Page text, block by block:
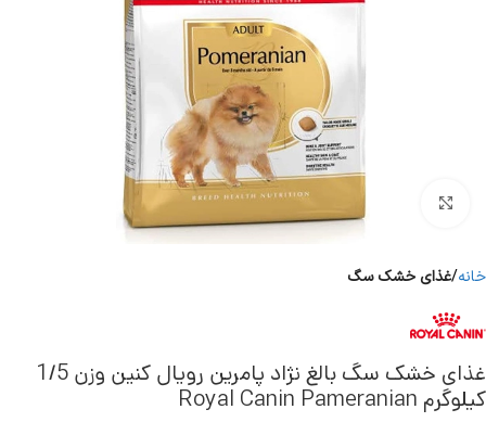
برای بزرگنمایی کلیک کنید
خانه غذای خشک سگ
غذای خشک سگ بالغ نژاد پامرین رویال کنین وزن 1/5
کیلوگرم Royal Canin Pameranian